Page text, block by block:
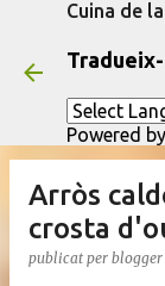
Cuina de
Powered by
Arròs
crosta
publicat per blogger